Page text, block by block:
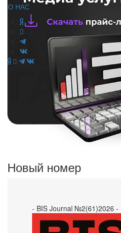
О НАС
Новый номер
- BIS Journal №2(61)2026 -